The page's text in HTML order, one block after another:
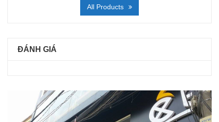
All Products
ĐÁNH GIÁ